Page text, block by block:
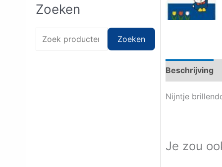
Zoeken
o
Zoeken
Beschrijving
Nijntje
Je zou